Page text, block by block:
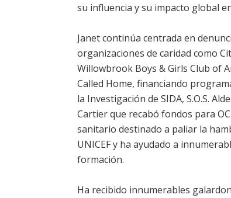
su influencia y su impacto global
Janet continúa centrada en
organizaciones de caridad como
Willowbrook Boys & Girls Club of
Called Home, financiando
la Investigación de SIDA, S.O.S.
Cartier que recabó fondos para
sanitario destinado a paliar la
UNICEF y ha ayudado a
formación.
Ha recibido innumerables